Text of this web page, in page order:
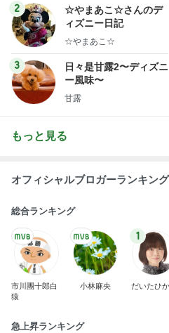
ログ
2
☆やまあこ☆さんのデ
ィズニー日記
☆やまあこ☆
3
日々是甘露2〜ディズニ
ー風味〜
甘露
もっと見る
オフィシャルブロガーランキング
総合ランキング
市川團十郎白
猿
小林麻央
1
だいたひ
急上昇ランキング